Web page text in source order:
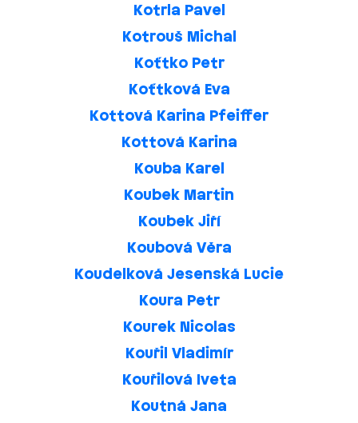
Kotrla Pavel
Kotrouš Michal
Koťtko Petr
Koťtková Eva
Kottová Karina Pfeiffer
Kottová Karina
Kouba Karel
Koubek Martin
Koubek Jiří
Koubová Věra
Koudelková Jesenská Lucie
Koura Petr
Kourek Nicolas
Kouřil Vladimír
Kouřilová Iveta
Koutná Jana